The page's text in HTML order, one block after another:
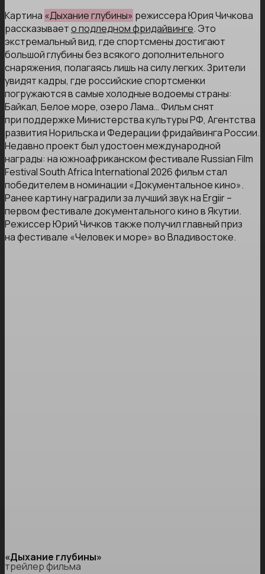
Картина «Дыхание глубины» режиссера Юрия Чичкова
рассказываето подледном фридайвинге. Это
экстремальный вид, где спортсмены достигают
большой глубины без всякого дополнительного
снаряжения, полагаясь лишь на силу легких. Зрители
увидят кадры, где российские спортсменки
погружаются в самые холодные водоемы страны:
Байкал, Белое море, озеро Лама… Фильм снят
при поддержке Министерства культуры РФ, Агентства
развития Норильска и Федерации фридайвинга России.
Недавно проект был удостоен международной
награды: на южноафриканском фестивале Russian Film
Festival South Africa International 2026 фильм стал
победителем в номинации «Документальное кино».
Ранее картину наградили за лучший звук на Ergiir –
первом фестивале документального кино в Якутии.
Режиссер Юрий Чичков также получил главный приз
на фестивале «Человек и море» во Владивостоке.
«Дыхание глубины»
трейлер фильма